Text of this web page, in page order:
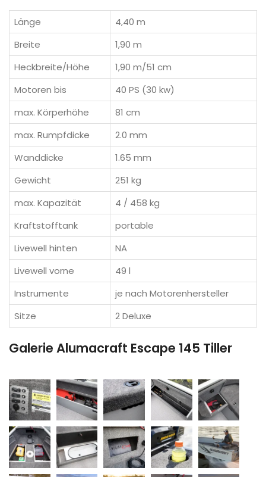
Länge
4,40 m
Breite
1,90 m
Heckbreite/Höhe
1,90 m/51 cm
Motoren bis
40 PS (30 kw)
max. Körperhöhe
81 cm
max. Rumpfdicke
2.0 mm
Wanddicke
1.65 mm
Gewicht
251 kg
max. Kapazität
4 / 458 kg
Kraftstofftank
portable
Livewell hinten
NA
Livewell vorne
49 l
Instrumente
je nach Motorenhersteller
Sitze
2 Deluxe
Galerie Alumacraft Escape 145 Tiller